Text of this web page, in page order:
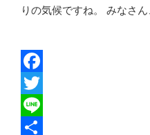
りの気候ですね。 みなさ
F
a
c
T
w
L